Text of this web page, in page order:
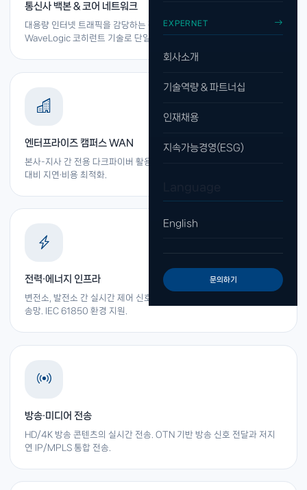
EXPERNET
회사소개
기술역량 & 파트너십
인재채용
지속가능경영(ESG)
English
문의하기
통신사 백본 & 코어 네트워크
대용량 인터넷 트래픽을 감당하는 장거리 DWDM 망 구축.
WaveLogic 코히런트 기술로 단일 파이버에 최대 용량 전송.
엔터프라이즈 캠퍼스 WAN
본사-지사 간 전용 다크파이버 활용한 고용량 사설 광망. 클라우드 연결
대비 지연·비용 최적화.
전력·에너지 인프라
변전소, 발전소 간 실시간 제어 신호 전송을 위한 초저지연·고신뢰 광전
송망. IEC 61850 환경 지원.
방송·미디어 전송
HD/4K 방송 콘텐츠의 실시간 전송. OTN 기반 방송 신호 전달과 저지
연 IP/MPLS 통합 전송.